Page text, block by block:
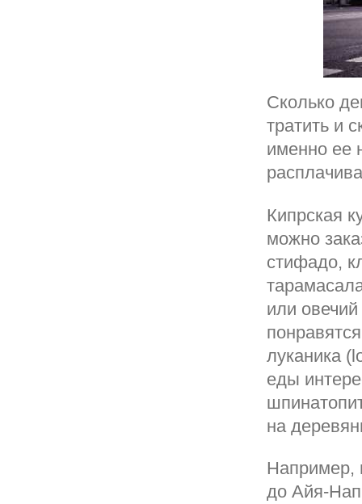
Сколько
тратить и
именно ее
Кипрская
можно
стифадо,
или
луканика
еды
на
Например,
до Айя-